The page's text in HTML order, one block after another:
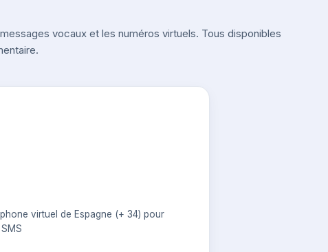
vocaux et les numéros virtuels. Tous disponibles
virtuel de Espagne (+ 34) pour